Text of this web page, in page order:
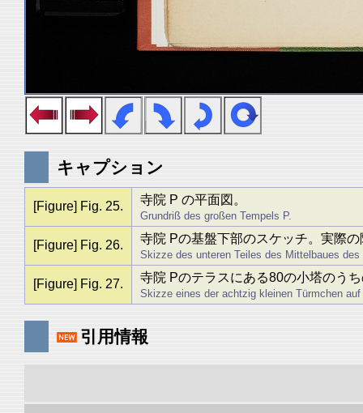
キャプション
[Figure] Fig. 25. 寺院 P の平面図。
Grundriß des großen Tempels P.
[Figure] Fig. 26. 寺院 Pの基盤下部のスケッチ。実際
Skizze des unteren Teiles des Mittelbaues
[Figure] Fig. 27. 寺院 Pのテラスにある80の小塔のう
Skizze eines der achtzig kleinen Türmchen auf
引用情報